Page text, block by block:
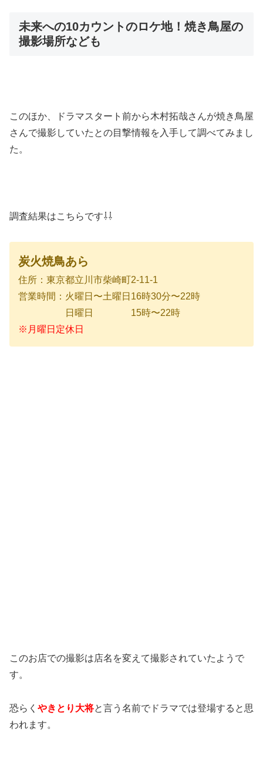
未来への10カウントのロケ地！焼き鳥屋の
撮影場所なども
このほか、ドラマスタート前から木村拓哉さんが焼き鳥屋
さんで撮影していたとの目撃情報を入手して調べてみまし
た。
調査結果はこちらです⇩⇩
炭火焼鳥あら
住所：東京都立川市柴崎町2-11-1
営業時間：火曜日〜土曜日16時30分〜22時
日曜日 15時〜22時
※月曜日定休日
このお店での撮影は店名を変えて撮影されていたようで
す。
恐らく やきとり大将と言う名前でドラマでは登場すると思
われます。